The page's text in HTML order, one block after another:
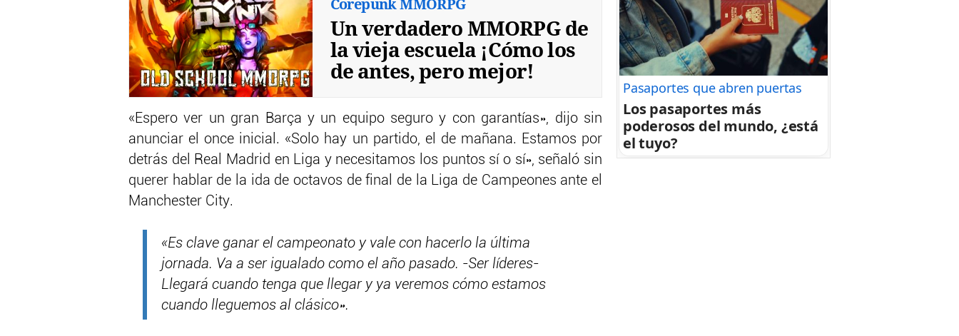
Un verdadero MMORPG de
la vieja escuela ¡Cómo los
de antes, pero mejor!
«Espero ver un gran Barça y un equipo seguro y con garantías», dijo sin
anunciar el once inicial. «Solo hay un partido, el de mañana. Estamos por
detrás del Real Madrid en Liga y necesitamos los puntos sí o sí», señaló sin
querer hablar de la ida de octavos de final de la Liga de Campeones ante el
Manchester City.
«Es clave ganar el campeonato y vale con hacerlo la última
jornada. Va a ser igualado como el año pasado. -Ser líderes-
Llegará cuando tenga que llegar y ya veremos cómo estamos
cuando lleguemos al clásico».
Pasaportes que abren puertas
Los pasaportes más
poderosos del mundo, ¿está
el tuyo?